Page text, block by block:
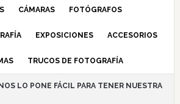
CÁMARAS FOTÓGRAFOS
EXPOSICIONES ACCESORIOS
TRUCOS DE FOTOGRAFÍA
LO PONE FÁCIL PARA TENER NUESTRA